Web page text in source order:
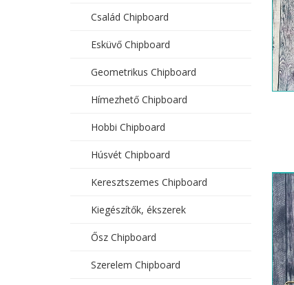
Család Chipboard
Esküvő Chipboard
Geometrikus Chipboard
Hímezhető Chipboard
Hobbi Chipboard
Húsvét Chipboard
Keresztszemes Chipboard
Kiegészítők, ékszerek
Ősz Chipboard
Szerelem Chipboard